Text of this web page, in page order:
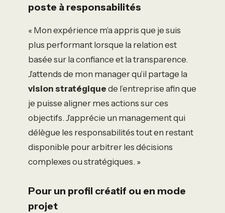
poste à responsabilités
« Mon expérience m’a appris que je suis
plus performant lorsque la relation est
basée sur la confiance et la transparence.
J’attends de mon manager qu’il partage la
vision stratégique de l’entreprise afin que
je puisse aligner mes actions sur ces
objectifs. J’apprécie un management qui
délègue les responsabilités tout en restant
disponible pour arbitrer les décisions
complexes ou stratégiques. »
Pour un profil créatif ou en mode
projet